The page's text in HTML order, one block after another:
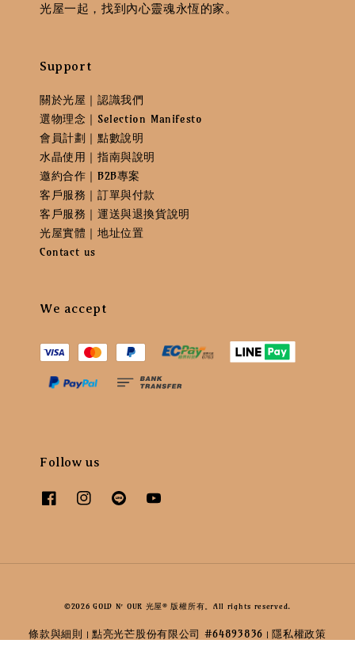
光屋一起，找到內心靈魂永恆的家。
Support
關於光屋｜認識我們
選物理念｜Selection Manifesto
會員計劃｜點數說明
水晶使用｜指南與說明
邀約合作｜B2B專案
客戶服務｜訂單與付款
客戶服務｜運送與退換貨說明
光屋實體｜地址位置
Contact us
We accept
Follow us
©2026 GOLD N’ OUR 光屋® 版權所有。All rights reserved.
條款與細則 | 點亮光芒股份有限公司 #64893836 | 隱私權政策